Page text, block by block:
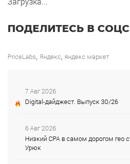
ПОДЕЛИТЕСЬ В
PriceLabs Яндекс яндекс маркет
7 Авг 2026
Digital-дайджест. Выпуск 30/26
6 Авг 2026
Низкий CPA в самом дорогом гео
Урюк